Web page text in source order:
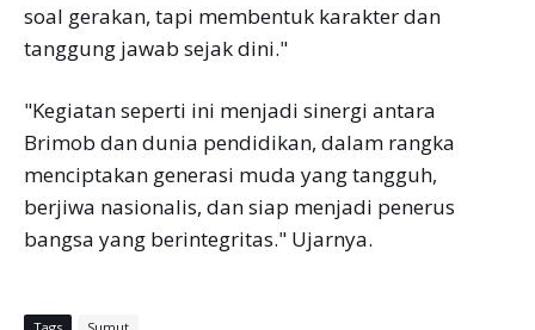
soal gerakan, tapi membentuk karakter dan
tanggung jawab sejak dini."
"Kegiatan seperti ini menjadi sinergi antara
Brimob dan dunia pendidikan, dalam rangka
menciptakan generasi muda yang tangguh,
berjiwa nasionalis, dan siap menjadi penerus
bangsa yang berintegritas." Ujarnya.